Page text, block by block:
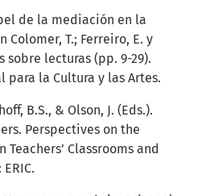
de la mediación en la
T.; Ferreiro, E. y
sobre lecturas (pp. 9-29).
para la Cultura y las Artes.
B.S., & Olson, J. (Eds.).
Perspectives on the
Classrooms and